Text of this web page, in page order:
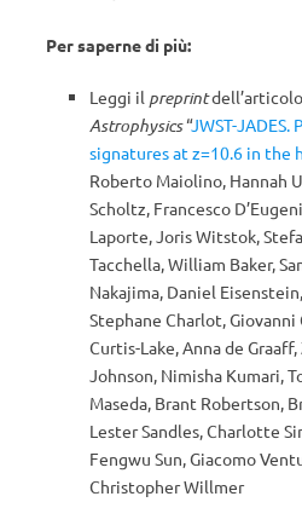
Per saperne di più:
Leggi il preprint
Astrophysics“JWST-
signatures at z=10.6 in the
Roberto Maiolino, Hannah
Scholtz, Francesco
Laporte, Joris Witstok,
Tacchella, William Baker,
Nakajima, Daniel
Stephane Charlot,
Curtis-Lake, Anna de
Johnson, Nimisha Kumari,
Maseda, Brant Robertson,
Lester Sandles, Charlotte
Fengwu Sun, Giacomo
Christopher Willmer